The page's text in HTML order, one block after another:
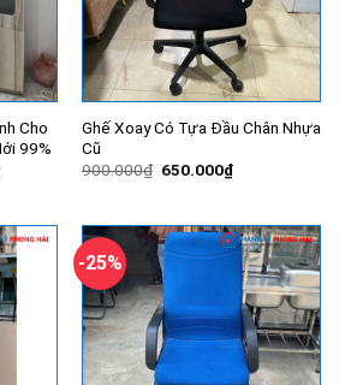
Cho
99%
Ghế Xoay Có Tựa Đầu Chân Nhựa
Cũ
900.000₫ Giá
650.000₫Giá
hiện
650.000₫.
-25%